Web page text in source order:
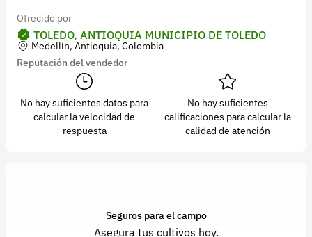
Ofrecido por
TOLEDO, ANTIOQUIA MUNICIPIO DE TOLEDO
Medellín, Antioquia, Colombia
Reputación del vendedor
No hay suficientes datos para
calcular la velocidad de
respuesta
No hay suficientes
calificaciones para calcular la
calidad de atención
Seguros para el campo
Asegura tus cultivos hoy.
Versión 5.45.0
Síguenos